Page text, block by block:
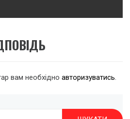
вам необхідно авторизуватись.